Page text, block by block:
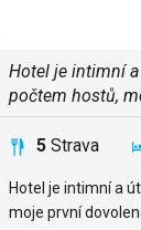
Hotel je intimní
počtem hostů,
5 Strava
Hotel je intimní a
moje první